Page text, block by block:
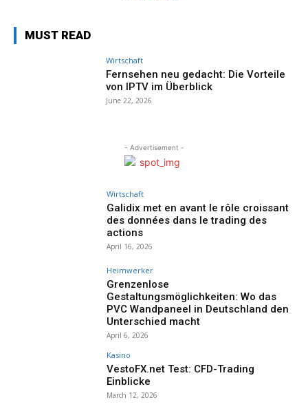
MUST READ
Wirtschaft
Fernsehen neu gedacht: Die Vorteile
von IPTV im Überblick
June 22, 2026
- Advertisement -
Wirtschaft
Galidix met en avant le rôle croissant
des données dans le trading des
actions
April 16, 2026
Heimwerker
Grenzenlose
Gestaltungsmöglichkeiten: Wo das
PVC Wandpaneel in Deutschland den
Unterschied macht
April 6, 2026
Kasino
VestoFX.net Test: CFD-Trading
Einblicke
March 12, 2026